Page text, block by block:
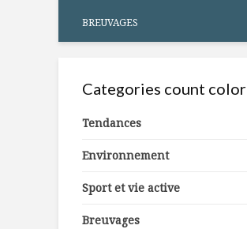
BREUVAGES
Categories count color
Tendances
Environnement
Sport et vie active
Breuvages